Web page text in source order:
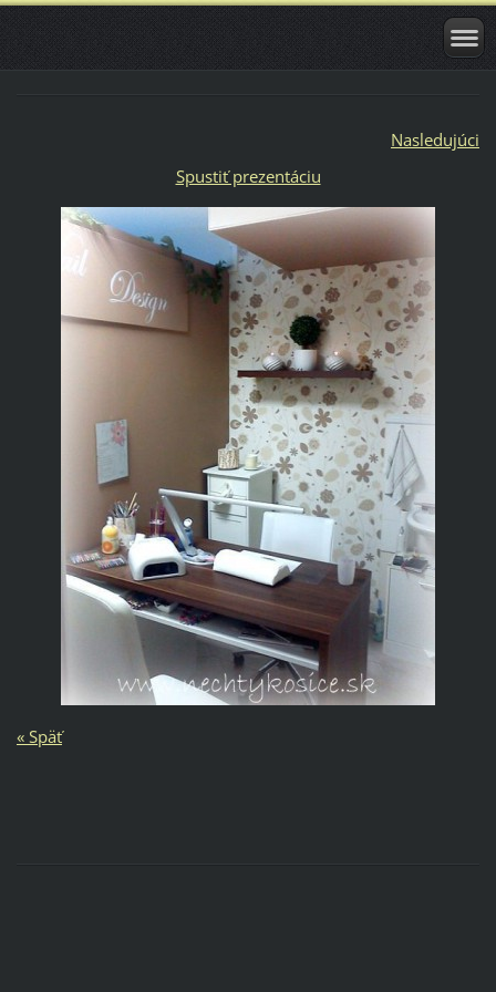
Nasledujúci
Spustiť prezentáciu
« Späť